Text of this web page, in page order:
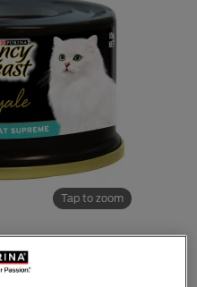
Tap to zoom